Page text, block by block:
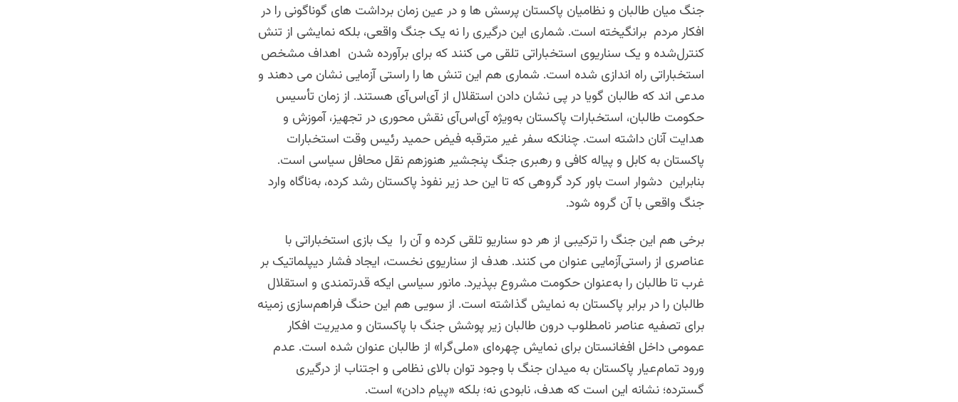
جنگ میان طالبان و نظامیان پاکستان پرسش ها و در عین زمان برداشت های گوناگونی را در
افکار مردم برانگیخته است. شماری این درگیری را نه یک جنگ واقعی، بلکه نمایشی از تنش
کنترل‌شده و یک سناریوی استخباراتی تلقی می کنند که برای برآورده شدن اهداف مشخص
استخباراتی راه اندازی شده است. شماری هم این تنش ها را راستی آزمایی نشان می دهند و
مدعی اند که طالبان گویا در پی نشان دادن استقلال از آی‌اس‌آی هستند. از زمان تأسیس
حکومت طالبان، استخبارات پاکستان به‌ویژه آی‌اس‌آی نقش محوری در تجهیز، آموزش و
هدایت آنان داشته است. چنانکه سفر غیر مترقبه فیض حمید رئیس وقت استخبارات
پاکستان به کابل و پیاله کافی و رهبری جنگ پنجشیر هنوزهم نقل محافل سیاسی است.
بنابراین دشوار است باور کرد گروهی که تا این حد زیر نفوذ پاکستان رشد کرده، به‌ناگاه وارد
جنگ واقعی با آن گروه شود.
برخی هم این جنگ را ترکیبی از هر دو سناریو تلقی کرده و آن را یک بازی استخباراتی با
عناصری از راستی‌آزمایی عنوان می کنند. هدف از سناریوی نخست، ایجاد فشار دیپلماتیک بر
غرب تا طالبان را به‌عنوان حکومت مشروع بپذیرد. مانور سیاسی ایکه قدرتمندی و استقلال
طالبان را در برابر پاکستان به نمایش گذاشته است. از سویی هم این حنگ فراهم‌سازی زمینه
برای تصفیه عناصر نامطلوب درون طالبان زیر پوشش جنگ با پاکستان و مدیریت افکار
عمومی داخل افغانستان برای نمایش چهره‌ای «ملی‌گرا» از طالبان عنوان شده است. عدم
ورود تمام‌عیار پاکستان به میدان جنگ با وجود توان بالای نظامی و اجتناب از درگیری
گسترده؛ نشانه‌ این است که هدف، نابودی نه؛ بلکه «پیام دادن» است.